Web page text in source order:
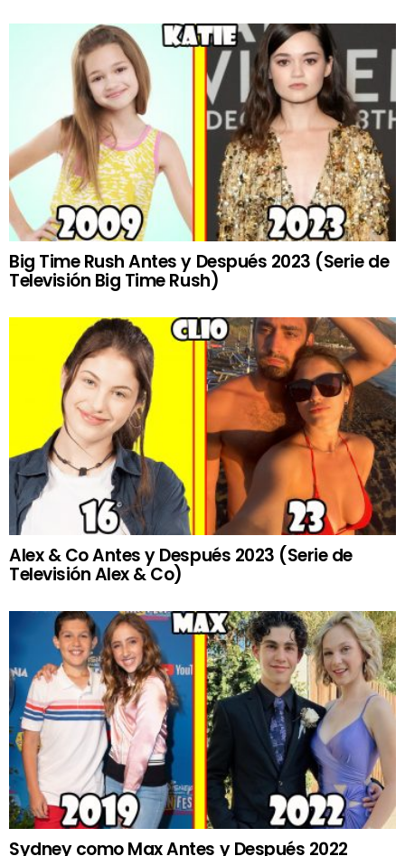
Big Time Rush Antes y Después 2023 (Serie de
Televisión Big Time Rush)
Alex & Co Antes y Después 2023 (Serie de
Televisión Alex & Co)
Sydney como Max Antes y Después 2022